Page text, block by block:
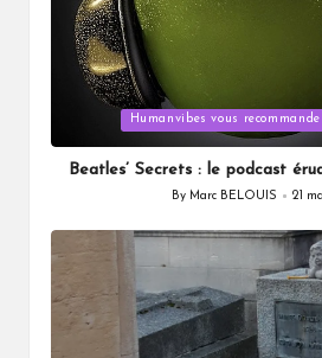
in
Humanvibes vous recommande
Beatles’ Secrets : le podcast
Posted
By Marc BELOUIS 21